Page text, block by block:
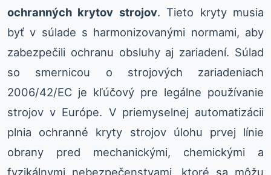
ochranných krytov strojov. Tieto kryty musia
byť v súlade s harmonizovanými normami, aby
zabezpečili ochranu obsluhy aj zariadení. Súlad
so smernicou o strojových zariadeniach
2006/42/EC je kľúčový pre legálne používanie
strojov v Európe. V priemyselnej automatizácii
plnia ochranné kryty strojov úlohu prvej línie
obrany pred mechanickými, chemickými a
fyzikálnymi nebezpečenstvami, ktoré sa môžu